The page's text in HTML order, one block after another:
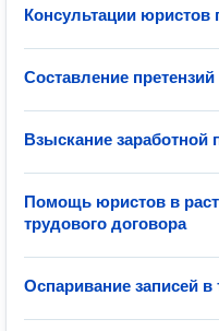
Консультации
Составление
Взыскание заработной
Помощь юристов в
трудового договора
Оспаривание записей